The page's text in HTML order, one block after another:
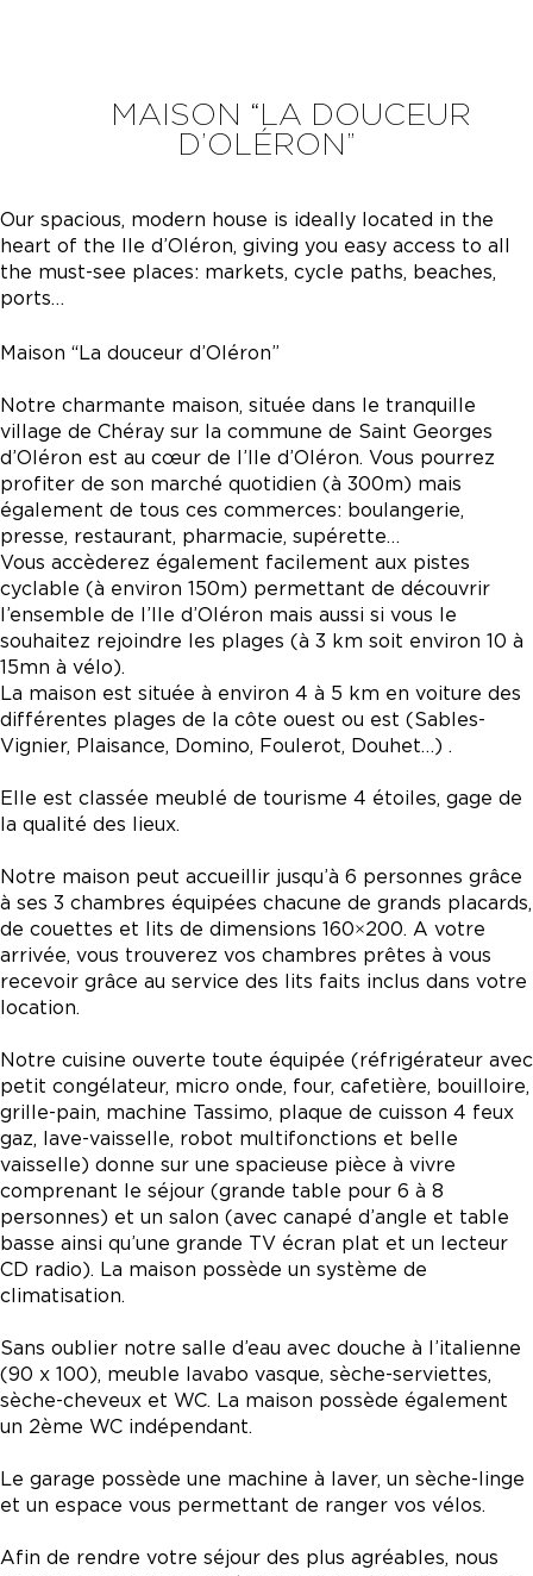
MAISON “LA DOUCEUR
D’OLÉRON”
Our spacious, modern house is ideally located in the
heart of the Ile d’Oléron, giving you easy access to all
the must-see places: markets, cycle paths, beaches,
ports…
Maison “La douceur d’Oléron”
Notre charmante maison, située dans le tranquille
village de Chéray sur la commune de Saint Georges
d’Oléron est au cœur de l’Ile d’Oléron. Vous pourrez
profiter de son marché quotidien (à 300m) mais
également de tous ces commerces: boulangerie,
presse, restaurant, pharmacie, supérette…
Vous accèderez également facilement aux pistes
cyclable (à environ 150m) permettant de découvrir
l’ensemble de l’Ile d’Oléron mais aussi si vous le
souhaitez rejoindre les plages (à 3 km soit environ 10 à
15mn à vélo).
La maison est située à environ 4 à 5 km en voiture des
différentes plages de la côte ouest ou est (Sables-
Vignier, Plaisance, Domino, Foulerot, Douhet…) .
Elle est classée meublé de tourisme 4 étoiles, gage de
la qualité des lieux.
Notre maison peut accueillir jusqu’à 6 personnes grâce
à ses 3 chambres équipées chacune de grands placards,
de couettes et lits de dimensions 160×200. A votre
arrivée, vous trouverez vos chambres prêtes à vous
recevoir grâce au service des lits faits inclus dans votre
location.
Notre cuisine ouverte toute équipée (réfrigérateur avec
petit congélateur, micro onde, four, cafetière, bouilloire,
grille-pain, machine Tassimo, plaque de cuisson 4 feux
gaz, lave-vaisselle, robot multifonctions et belle
vaisselle) donne sur une spacieuse pièce à vivre
comprenant le séjour (grande table pour 6 à 8
personnes) et un salon (avec canapé d’angle et table
basse ainsi qu’une grande TV écran plat et un lecteur
CD radio). La maison possède un système de
climatisation.
Sans oublier notre salle d’eau avec douche à l’italienne
(90 x 100), meuble lavabo vasque, sèche-serviettes,
sèche-cheveux et WC. La maison possède également
un 2ème WC indépendant.
Le garage possède une machine à laver, un sèche-linge
et un espace vous permettant de ranger vos vélos.
Afin de rendre votre séjour des plus agréables, nous